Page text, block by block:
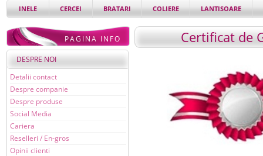
INELE CERCEI BRATARI COLIERE LANTISOARE
PAGINA INFO
DESPRE NOI
Detalii contact
Despre companie
Despre produse
Social Media
Cariera
Reselleri / En-gros
Opinii clienti
Certificat de